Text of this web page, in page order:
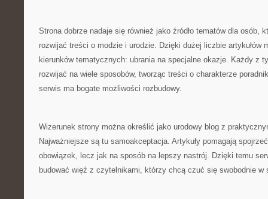
Strona dobrze nadaje się również jako źródło tematów dla osób,
rozwijać treści o modzie i urodzie. Dzięki dużej liczbie artykułów
kierunków tematycznych: ubrania na specjalne okazje. Każdy z
rozwijać na wiele sposobów, tworząc treści o charakterze
serwis ma bogate możliwości rozbudowy.
Wizerunek strony można określić jako urodowy blog z
Najważniejsze są tu samoakceptacja. Artykuły pomagają
obowiązek, lecz jak na sposób na lepszy nastrój. Dzięki temu
budować więź z czytelnikami, którzy chcą czuć się swobodnie w